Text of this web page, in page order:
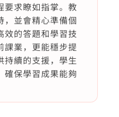
要求瞭如指掌。教
，並會精心準備個
效的答題和學習技
課業，更能穩步提
持續的支援，學生
確保學習成果能夠